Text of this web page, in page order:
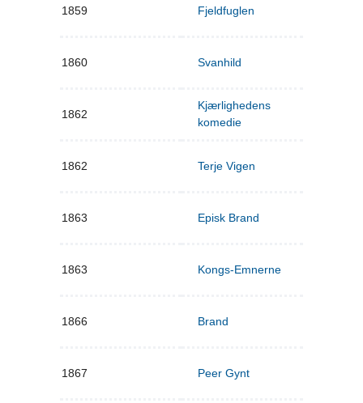
1859 Fjeldfuglen
1860 Svanhild
1862
Kjærlighedens
komedie
1862 Terje Vigen
1863 Episk Brand
1863 Kongs-Emnerne
1866 Brand
1867 Peer Gynt